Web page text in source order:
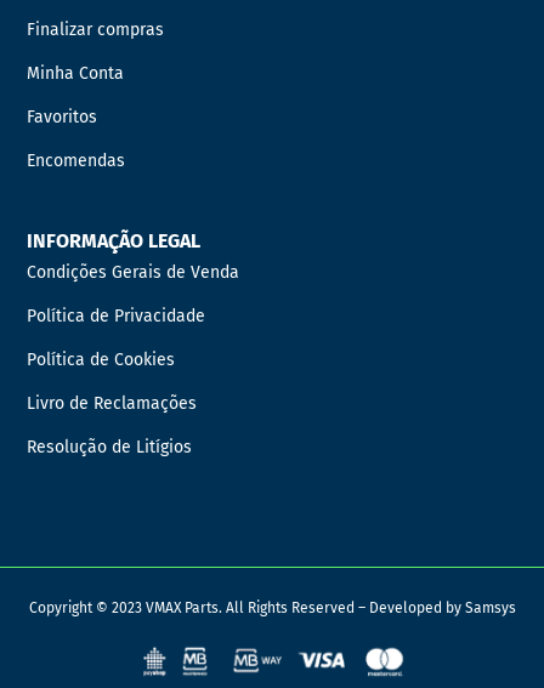
Finalizar compras
Minha Conta
Favoritos
Encomendas
INFORMAÇÃO LEGAL
Condições Gerais de Venda
Política de Privacidade
Política de Cookies
Livro de Reclamações
Resolução de Litígios
Copyright © 2023 VMAX Parts. All Rights Reserved – Developed by Samsys